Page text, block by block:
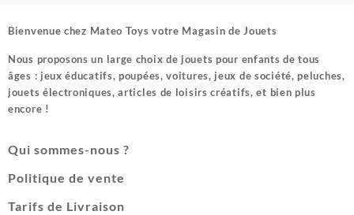
Bienvenue chez Mateo Toys votre Magasin de Jouets
Nous proposons un large choix de jouets pour enfants de tous
âges : jeux éducatifs, poupées, voitures, jeux de société, peluches,
jouets électroniques, articles de loisirs créatifs, et bien plus
encore !
Qui sommes-nous ?
Politique de vente
Tarifs de Livraison